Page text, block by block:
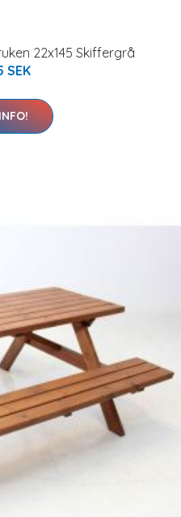
22x145 Skiffergrå
SEK